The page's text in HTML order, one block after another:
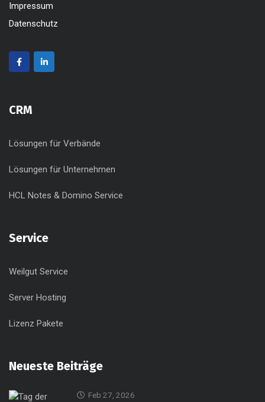
Impressum
Datenschutz
CRM
Lösungen für Verbände
Lösungen für Unternehmen
HCL Notes & Domino Service
Service
Weilgut Service
Server Hosting
Lizenz Pakete
Neueste Beiträge
Feb 27, 2026